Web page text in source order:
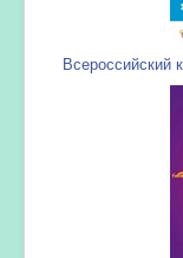
Всероссийский